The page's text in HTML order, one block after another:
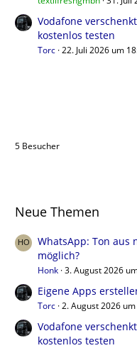
Vodafone
kostenlos testen
Torc 22. Juli 2026 um
5 Besucher
Neue Themen
WhatsApp: Ton aus
möglich?
Honk 3. August 2026
Eigene Apps
Torc 2. August 2026
Vodafone
kostenlos testen